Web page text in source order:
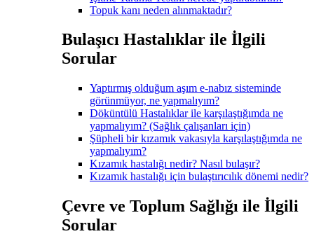
Topuk kanı neden alınmaktadır?
Bulaşıcı Hastalıklar ile İlgili
Sorular
Yaptırmış olduğum aşım e-nabız sisteminde
görünmüyor, ne yapmalıyım?
Döküntülü Hastalıklar ile karşılaştığımda ne
yapmalıyım? (Sağlık çalışanları için)
Şüpheli bir kızamık vakasıyla karşılaştığımda ne
yapmalıyım?
Kızamık hastalığı nedir? Nasıl bulaşır?
Kızamık hastalığı için bulaştırıcılık dönemi nedir?
Çevre ve Toplum Sağlığı ile İlgili
Sorular